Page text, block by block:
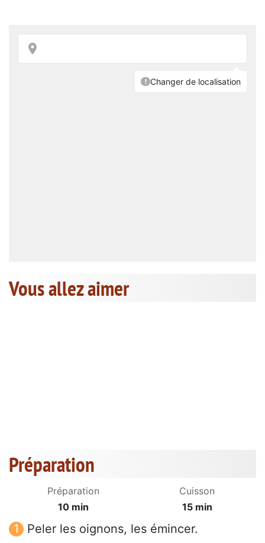
Vous allez aimer
Préparation
Préparation
10 min
Cuisson
15 min
Peler les oignons, les émincer.